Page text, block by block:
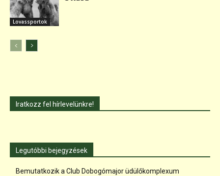
Lovassportok
Iratkozz fel hírlevelünkre!
Legutóbbi bejegyzések
Bemutatkozik a Club Dobogómajor üdülőkomplexum